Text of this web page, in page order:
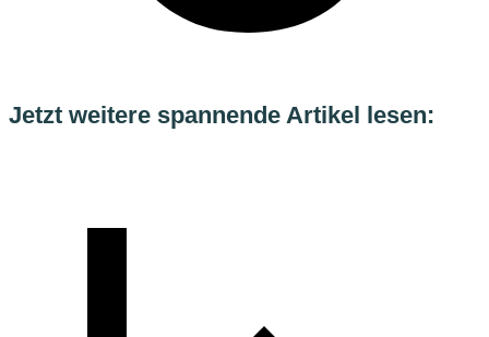
Jetzt weitere spannende Artikel lesen: